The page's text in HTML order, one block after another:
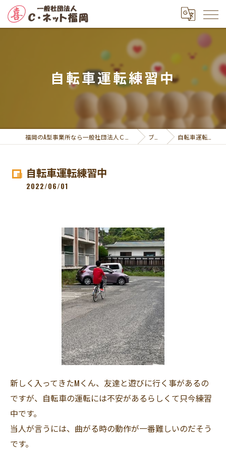
自転車運転練習中
ブログ 自転車運転練習中
自転車運転練習中
2022/06/01
新しく入ってきたMくん、友達と遊びに行く事があるの
ですが、自転車の運転には不安があるらしくて只今練習
中です。
当人が言うには、曲がる時の動作が一番難しいのだそう
です。